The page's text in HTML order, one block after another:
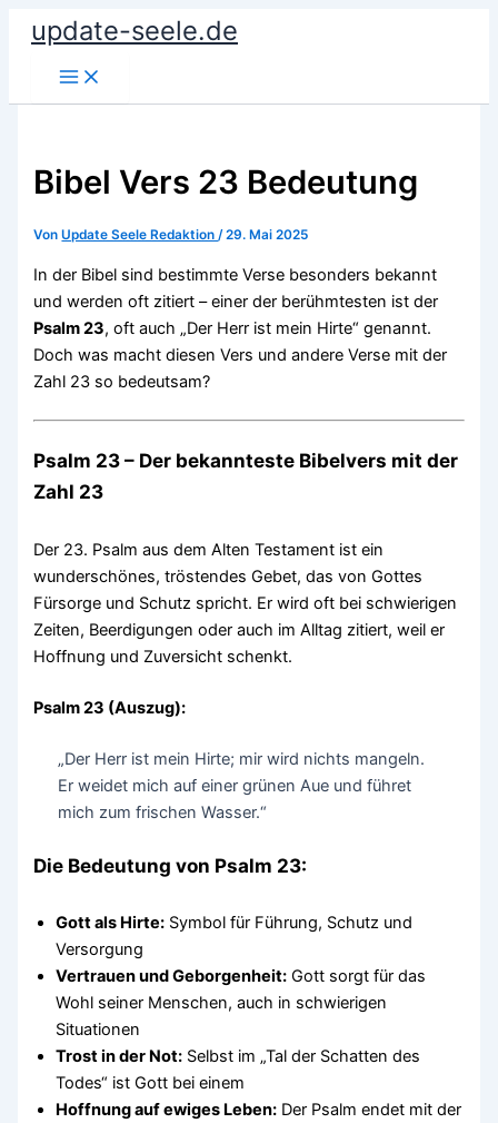
Zum
Inhalt
springen
update-seele.de
Bibel Vers 23 Bedeutung
VonUpdate Seele Redaktion/29. Mai 2025
In der Bibel sind bestimmte Verse besonders bekannt
und werden oft zitiert – einer der berühmtesten ist der
Psalm 23, oft auch „Der Herr ist mein Hirte“ genannt.
Doch was macht diesen Vers und andere Verse mit der
Zahl 23 so bedeutsam?
Psalm 23 – Der bekannteste Bibelvers mit der
Zahl 23
Der 23. Psalm aus dem Alten Testament ist ein
wunderschönes, tröstendes Gebet, das von Gottes
Fürsorge und Schutz spricht. Er wird oft bei schwierigen
Zeiten, Beerdigungen oder auch im Alltag zitiert, weil er
Hoffnung und Zuversicht schenkt.
Psalm 23 (Auszug):
„Der Herr ist mein Hirte; mir wird nichts mangeln.
Er weidet mich auf einer grünen Aue und führet
mich zum frischen Wasser.“
Die Bedeutung von Psalm 23:
Gott als Hirte: Symbol für Führung, Schutz und
Versorgung
Vertrauen und Geborgenheit: Gott sorgt für das
Wohl seiner Menschen, auch in schwierigen
Situationen
Trost in der Not: Selbst im „Tal der Schatten des
Todes“ ist Gott bei einem
Hoffnung auf ewiges Leben: Der Psalm endet mit der